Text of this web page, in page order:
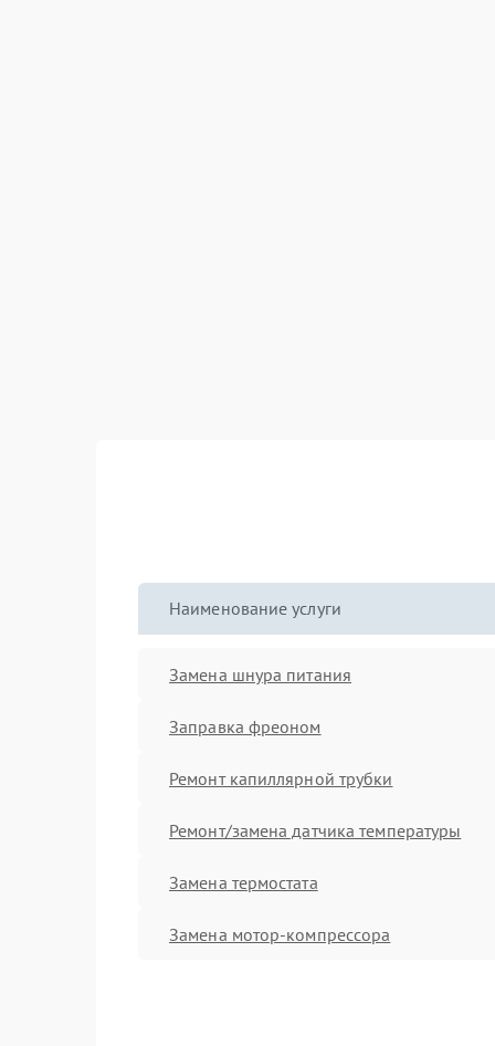
Наименование услуги
Замена шнура питания
Заправка фреоном
Ремонт капиллярной трубки
Ремонт/замена датчика температуры
Замена термостата
Замена мотор-компрессора